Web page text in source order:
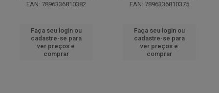
EAN: 7896336810382
Faça seu login ou
cadastre-se para
ver preços e
comprar
EAN: 7896336810375
Faça seu login ou
cadastre-se para
ver preços e
comprar